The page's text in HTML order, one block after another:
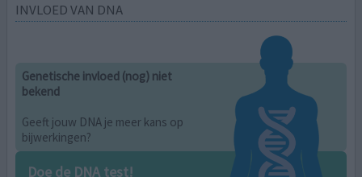
INVLOED VAN DNA
Genetische invloed (nog) niet
bekend
Geeft jouw DNA je meer kans op
bijwerkingen?
Doe de DNA test!